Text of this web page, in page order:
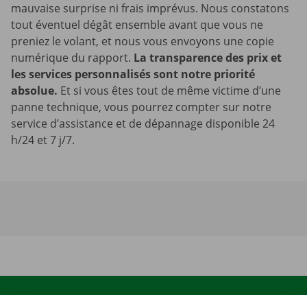
mauvaise surprise ni frais imprévus. Nous constatons
tout éventuel dégât ensemble avant que vous ne
preniez le volant, et nous vous envoyons une copie
numérique du rapport. La transparence des prix et
les services personnalisés sont notre priorité
absolue. Et si vous êtes tout de même victime d’une
panne technique, vous pourrez compter sur notre
service d’assistance et de dépannage disponible 24
h/24 et 7 j/7.